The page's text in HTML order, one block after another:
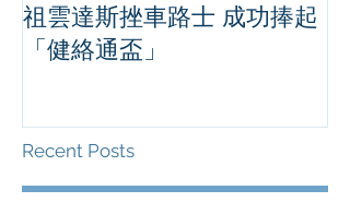
祖雲達斯挫車路士 成功捧起
「健絡通盃」
Recent Posts